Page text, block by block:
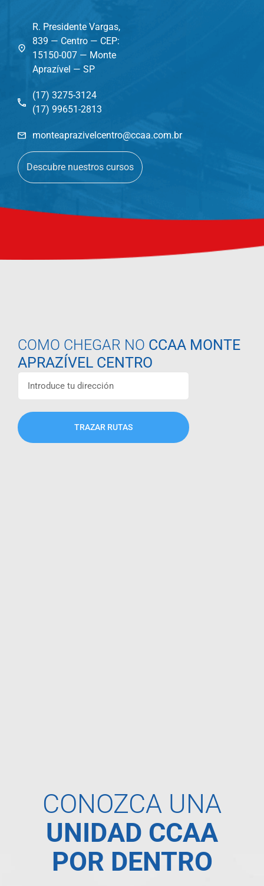
R. Presidente Vargas,
839 — Centro — CEP:
15150-007 — Monte
Aprazível — SP
(17) 3275-3124
(17) 99651-2813
monteaprazivelcentro@ccaa.com.br
Descubre nuestros cursos
COMO CHEGAR NO CCAA MONTE
APRAZÍVEL CENTRO
TRAZAR RUTAS
CONOZCA UNA
UNIDAD CCAA
POR DENTRO